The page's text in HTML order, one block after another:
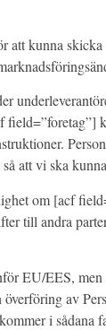
kunna
att vi ska
om [acf
till andra
EU/EES,
av
i